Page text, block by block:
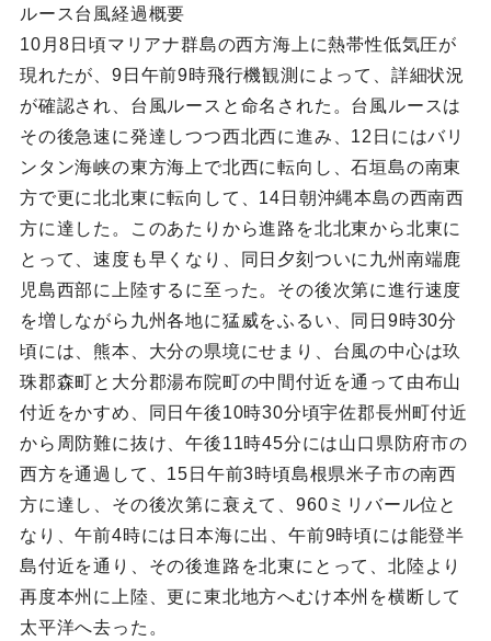
ルース台風経過概要
10月8日頃マリアナ群島の西方海上に熱帯性低気圧が
現れたが、9日午前9時飛行機観測によって、詳細状況
が確認され、台風ルースと命名された。台風ルースは
その後急速に発達しつつ西北西に進み、12日にはバリ
ンタン海峡の東方海上で北西に転向し、石垣島の南東
方で更に北北東に転向して、14日朝沖縄本島の西南西
方に達した。このあたりから進路を北北東から北東に
とって、速度も早くなり、同日夕刻ついに九州南端鹿
児島西部に上陸するに至った。その後次第に進行速度
を増しながら九州各地に猛威をふるい、同日9時30分
頃には、熊本、大分の県境にせまり、台風の中心は玖
珠郡森町と大分郡湯布院町の中間付近を通って由布山
付近をかすめ、同日午後10時30分頃宇佐郡長州町付近
から周防難に抜け、午後11時45分には山口県防府市の
西方を通過して、15日午前3時頃島根県米子市の南西
方に達し、その後次第に衰えて、960ミリバール位と
なり、午前4時には日本海に出、午前9時頃には能登半
島付近を通り、その後進路を北東にとって、北陸より
再度本州に上陸、更に東北地方へむけ本州を横断して
太平洋へ去った。